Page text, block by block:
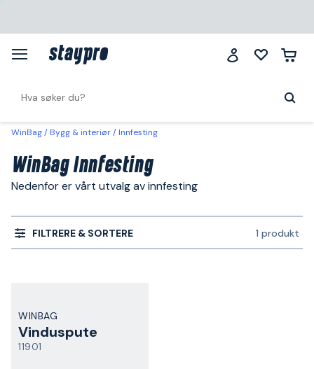
WinBag Bygg & interiør Innfesting
WinBag Innfesting
Nedenfor er vårt utvalg av innfesting
FILTRERE & SORTERE 1 produkt
WINBAG
Vinduspute
11901